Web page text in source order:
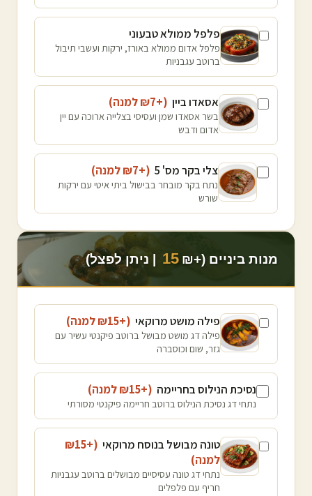
פלפל ממולא טבעוני
פלפל אדום ממולא באורז, ירקות ועשבי תיבול
ברוטב עגבניות
אסאדו ביין (+₪
7 למנה)
בשר אסאדו שמן ועסיסי בצלייה ארוכה עם יין
אדום ודבש
צלי בקר מס' 5 (+₪
7 למנה)
נתח בקר מובחר בבישול ביתי איטי עם ירקות
שורש
מנות ביניים (+₪ 15 | ניתן לפצל)
פילה מושט מרוקאי (+₪
15 למנה)
פילה דג מושט מבושל ברוטב פיקנטי עשיר עם
גזר, שום וכוסברה
נסיכת הנילוס בחריימה (+₪
15 למנה)
נתחי דג נסיכת הנילוס ברוטב חריימה פיקנטי מסורתי
טונה מבושל בנוסח מרוקאי (+₪
15
למנה)
נתחי דג טונה עסיסיים מבושלים ברוטב עגבניות
חריף עם פלפלים